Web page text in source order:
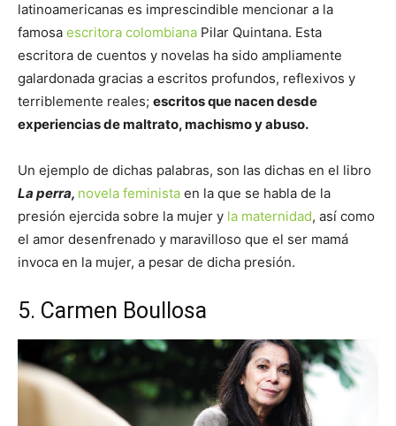
latinoamericanas es imprescindible mencionar a la
famosa escritora colombiana Pilar Quintana. Esta
escritora de cuentos y novelas ha sido ampliamente
galardonada gracias a escritos profundos, reflexivos y
terriblemente reales; escritos que nacen desde
experiencias de maltrato, machismo y abuso.
Un ejemplo de dichas palabras, son las dichas en el libro
La perra, novela feminista en la que se habla de la
presión ejercida sobre la mujer y la maternidad, así como
el amor desenfrenado y maravilloso que el ser mamá
invoca en la mujer, a pesar de dicha presión.
5. Carmen Boullosa